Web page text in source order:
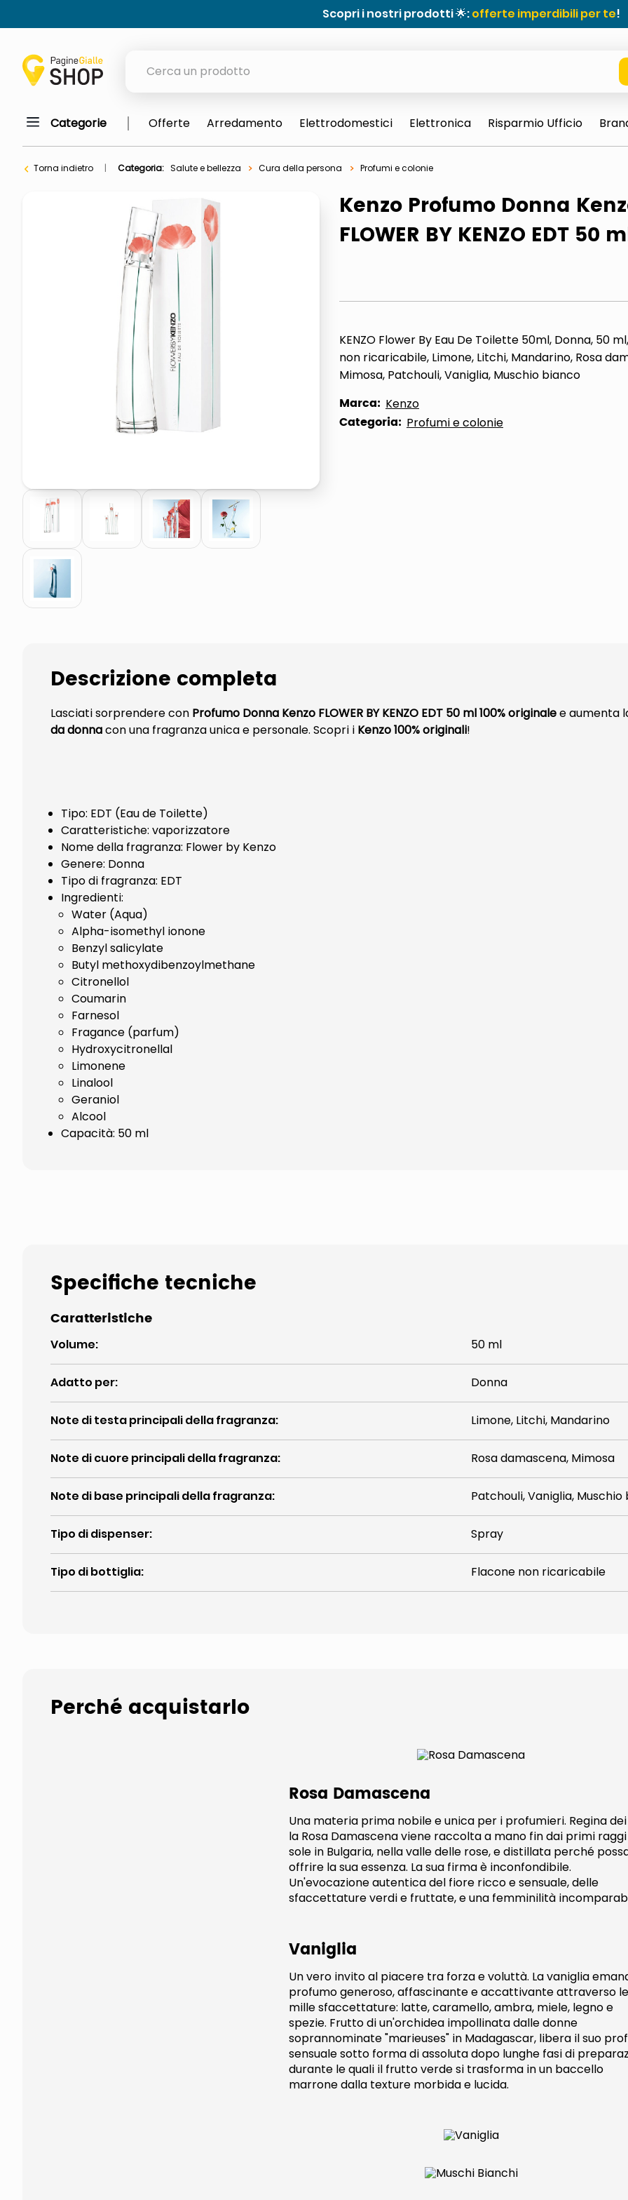
Scopri i nostri prodotti 🌟:offerte imperdibili per te!
meme
elenco
ombrelloni
italia independent occhiali sole 0703 thin rotondo sun
lucidatrice pavimenti
elenco telefonico
pattumiera raccolta differenziata
asciuga capelli spazzola
Categorie Offerte Arredamento Elettrodomestici Elettronica Risparmio Ufficio
Torna indietro Categoria: Salute e bellezza Cura della persona Profumi e colonie
Kenzo Profumo Donna
FLOWER BY KENZO EDT 50
KENZO Flower By Eau De Toilette 50ml, Donna, 50
non ricaricabile, Limone, Litchi, Mandarino, Rosa
Mimosa, Patchouli, Vaniglia, Muschio bianco
Marca: Kenzo
Categoria: Profumi e colonie
Descrizione completa
Lasciati sorprendere con Profumo Donna Kenzo FLOWER BY KENZO EDT 50 ml 100% originalee aumenta
da donnacon una fragranza unica e personale. Scopri i Kenzo 100% originali!
Tipo: EDT (Eau de Toilette)
Caratteristiche: vaporizzatore
Nome della fragranza: Flower by Kenzo
Genere: Donna
Tipo di fragranza: EDT
Ingredienti:
Water (Aqua)
Alpha-isomethyl ionone
Benzyl salicylate
Butyl methoxydibenzoylmethane
Citronellol
Coumarin
Farnesol
Fragance (parfum)
Hydroxycitronellal
Limonene
Linalool
Geraniol
Alcool
Capacità: 50 ml
Specifiche tecniche
Caratteristiche
Volume: 50 ml
Adatto per: Donna
Note di testa principali della fragranza: Limone, Litchi, Mandarino
Note di cuore principali della fragranza: Rosa damascena, Mimosa
Note di base principali della fragranza: Patchouli, Vaniglia, Muschio
Tipo di dispenser: Spray
Tipo di bottiglia: Flacone non ricaricabile
Perché acquistarlo
Rosa Damascena
Una materia prima nobile e unica per i profumieri. Regina
la Rosa Damascena viene raccolta a mano fin dai primi
sole in Bulgaria, nella valle delle rose, e distillata perché
offrire la sua essenza. La sua firma è inconfondibile.
Un'evocazione autentica del fiore ricco e sensuale, delle
sfaccettature verdi e fruttate, e una femminilità
Vaniglia
Un vero invito al piacere tra forza e voluttà. La vaniglia
profumo generoso, affascinante e accattivante attraverso
mille sfaccettature: latte, caramello, ambra, miele, legno e
spezie. Frutto di un'orchidea impollinata dalle donne
soprannominate "marieuses" in Madagascar, libera il suo
sensuale sotto forma di assoluta dopo lunghe fasi di
durante le quali il frutto verde si trasforma in un baccello
marrone dalla texture morbida e lucida. ​